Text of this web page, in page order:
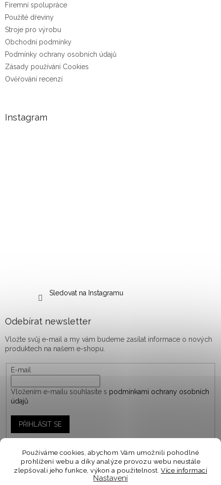
Používáme cookies, abychom Vám umožnili pohodlné
prohlížení webu a díky analýze provozu webu neustále
zlepšovali jeho funkce, výkon a použitelnost. Více informací
Nastavení
Firemní spolupráce
Použité dřeviny
Stroje pro výrobu
Obchodní podmínky
Podmínky ochrany osobních údajů
Zásady používání Cookies
Ověřování recenzí
Instagram
Sledovat na Instagramu
Odebírat newsletter
Vložte svůj e-mail a my vám budeme zasílat informace o nových
produktech na našem e-shopu.
E-mail
Vložením e-mailu souhlasíte s podmínkami ochrany osobních
údajů
PŘIHLÁSIT SE
Vytvořil Shoptet